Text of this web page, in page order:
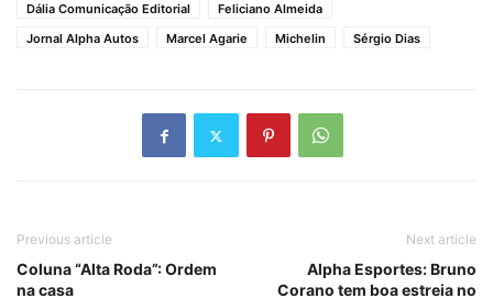
Dália Comunicação Editorial
Feliciano Almeida
Jornal Alpha Autos
Marcel Agarie Michelin Sérgio Dias
Previous article
Coluna “Alta Roda”: Ordem
na casa
Next article
Alpha Esportes: Bruno
Corano tem boa estreia no